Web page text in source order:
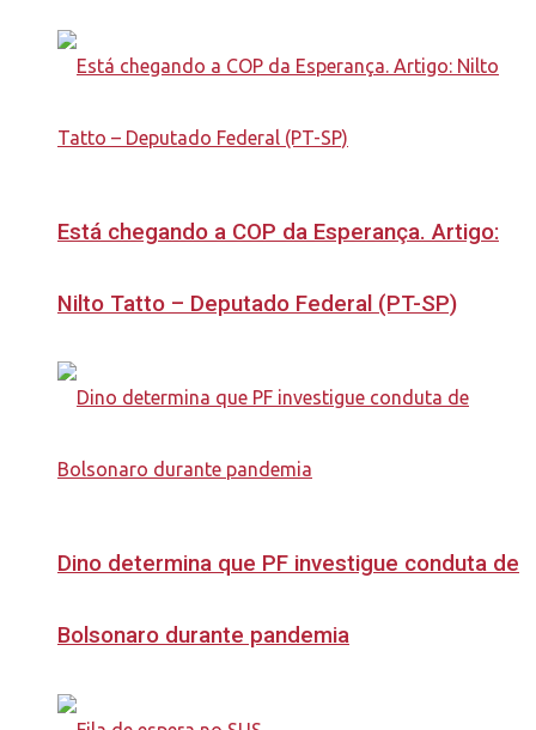
Está chegando a COP da Esperança. Artigo:
Nilto Tatto – Deputado Federal (PT-SP)
Dino determina que PF investigue conduta de
Bolsonaro durante pandemia